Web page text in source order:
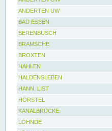
ANDERTEN UW
BAD ESSEN
BERENBUSCH
BRAMSCHE
BROXTEN
HAHLEN
HALDENSLEBEN
HANN. LIST
HÖRSTEL
KANALBRÜCKE
LOHNDE